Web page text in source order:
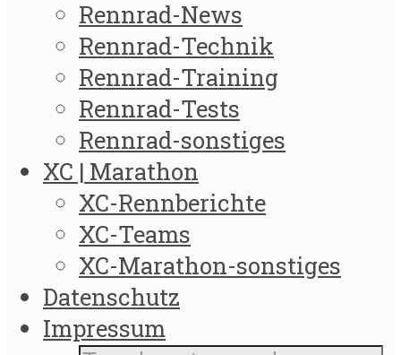
Rennrad-News
Rennrad-Technik
Rennrad-Training
Rennrad-Tests
Rennrad-sonstiges
XC | Marathon
XC-Rennberichte
XC-Teams
XC-Marathon-sonstiges
Datenschutz
Impressum